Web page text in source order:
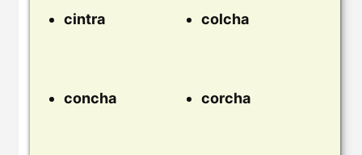
cintra colcha
concha corcha